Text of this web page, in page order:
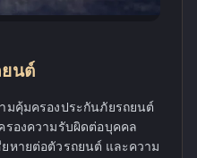
ยนต์
มคุ้มครองประกันภัยรถยนต์
รองความรับผิดต่อบุคคล
หายต่อตัวรถยนต์ และความ